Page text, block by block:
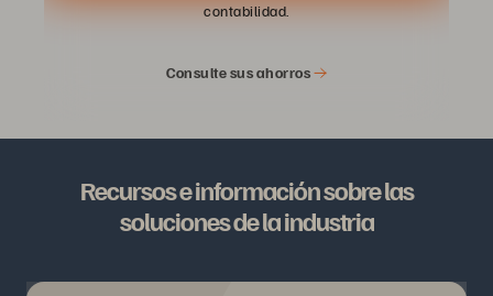
contabilidad.
Consulte sus ahorros
Recursos e información sobre las
soluciones de la industria